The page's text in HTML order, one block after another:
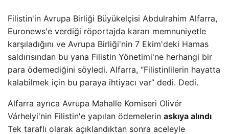
Filistin'in Avrupa Birliği Büyükelçisi Abdulrahim Alfarra,
Euronews'e verdiği röportajda kararı memnuniyetle
karşıladığını ve Avrupa Birliği'nin 7 Ekim'deki Hamas
saldırısından bu yana Filistin Yönetimi'ne herhangi bir
para ödemediğini söyledi. Alfarra, “Filistinlilerin hayatta
kalabilmek için bu paraya ihtiyacı var” dedi. Dedi.
Alfarra ayrıca Avrupa Mahalle Komiseri Olivér
Várhelyi'nin Filistin'e yapılan ödemelerin askıya alındı
Tek taraflı olarak açıklandıktan sonra aceleyle